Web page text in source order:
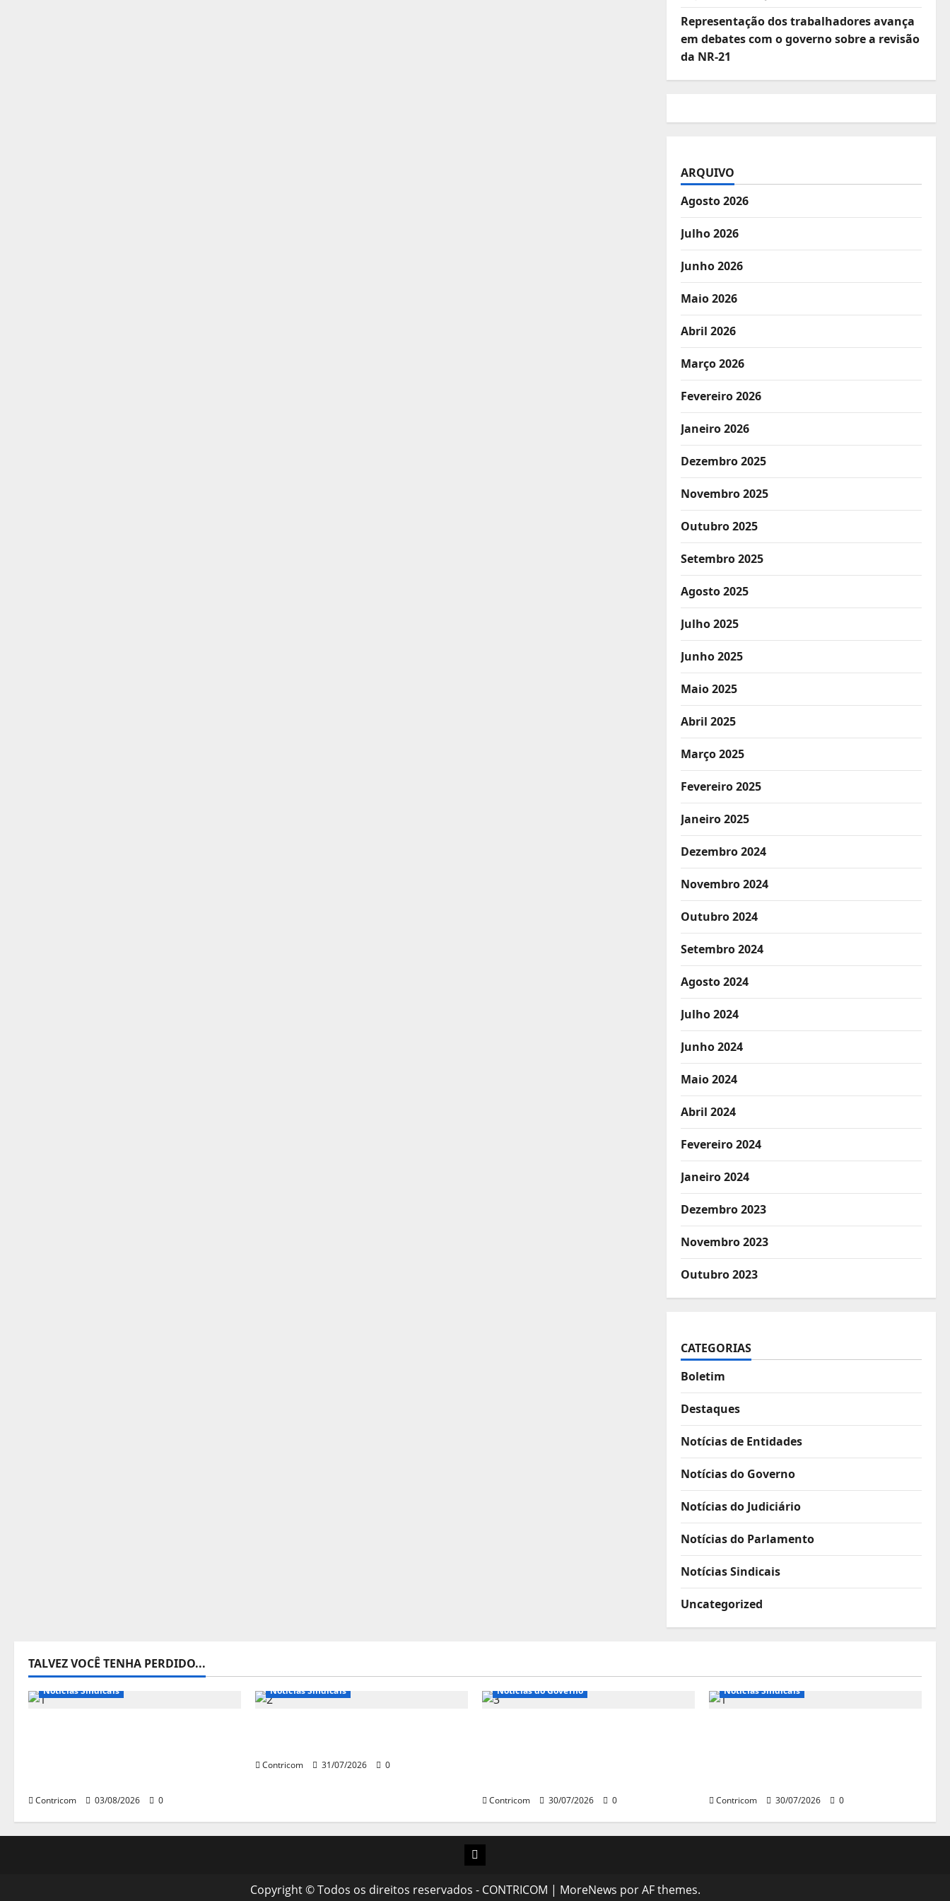
Representação dos trabalhadores avança
em debates com o governo sobre a revisão
da NR-21
ARQUIVO
Agosto 2026
Julho 2026
Junho 2026
Maio 2026
Abril 2026
Março 2026
Fevereiro 2026
Janeiro 2026
Dezembro 2025
Novembro 2025
Outubro 2025
Setembro 2025
Agosto 2025
Julho 2025
Junho 2025
Maio 2025
Abril 2025
Março 2025
Fevereiro 2025
Janeiro 2025
Dezembro 2024
Novembro 2024
Outubro 2024
Setembro 2024
Agosto 2024
Julho 2024
Junho 2024
Maio 2024
Abril 2024
Fevereiro 2024
Janeiro 2024
Dezembro 2023
Novembro 2023
Outubro 2023
CATEGORIAS
Boletim
Destaques
Notícias de Entidades
Notícias do Governo
Notícias do Judiciário
Notícias do Parlamento
Notícias Sindicais
Uncategorized
TALVEZ VOCÊ TENHA PERDIDO...
Destaques
Notícias de Entidades
Notícias Sindicais
Contricom 03/08/2026 0
Notícias Sindicais
Contricom 31/07/2026 0
Notícias do Governo
Contricom 30/07/2026 0
Notícias Sindicais
Contricom 30/07/2026 0
Instagram
Copyright © Todos os direitos reservados - CONTRICOM | MoreNews por AF themes.